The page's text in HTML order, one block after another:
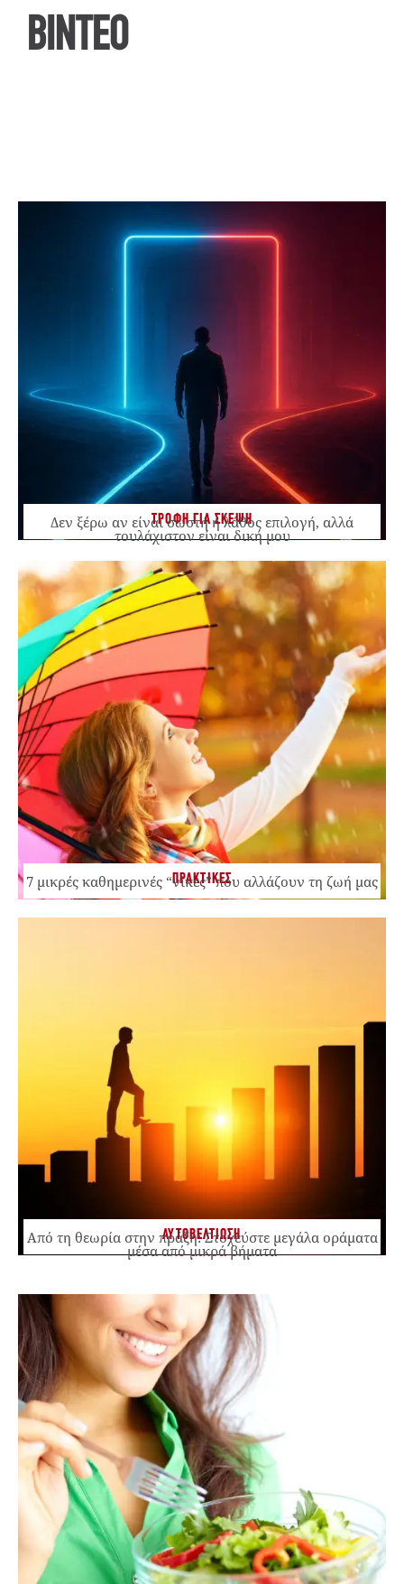
ΒΙΝΤΕΟ
ΤΡΟΦΗ ΓΙΑ ΣΚΕΨΗ
Δεν ξέρω αν είναι σωστή ή λάθος επιλογή, αλλά
τουλάχιστον είναι δική μου
ΠΡΑΚΤΙΚΕΣ
7 μικρές καθημερινές “νίκες” που αλλάζουν τη ζωή μας
ΑΥΤΟΒΕΛΤΙΩΣΗ
Από τη θεωρία στην πράξη: Στοχεύστε μεγάλα οράματα
μέσα από μικρά βήματα